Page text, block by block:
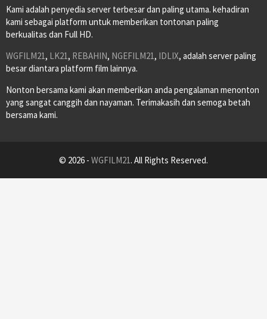
Kami adalah penyedia server terbesar dan paling utama. kehadiran
kami sebagai platform untuk memberikan tontonan paling
berkualitas dan Full HD.
WGFILM21, LK21, REBAHIN, NGEFILM21, IDLIX, adalah server paling
besar diantara platform film lainnya.
Nonton bersama kami akan memberikan anda pengalaman menonton
yang sangat canggih dan nayaman. Terimakasih dan semoga betah
bersama kami.
© 2026 - WGFILM21. All Rights Reserved.